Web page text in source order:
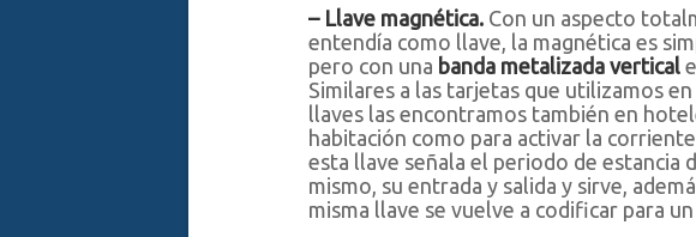
– Llave magnética. Con un aspecto
entendía como llave, la magnética es
pero con una banda metalizada vertical
Similares a las tarjetas que utilizamos
llaves las encontramos también en
habitación como para activar la
esta llave señala el periodo de
mismo, su entrada y salida y sirve,
misma llave se vuelve a codificar para